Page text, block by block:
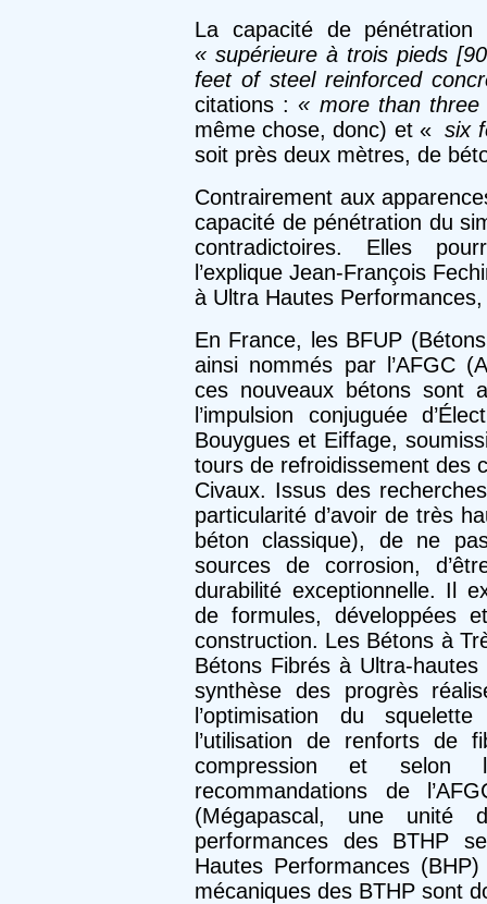
La capacité de
« supérieure à trois pieds
feet of steel reinforced
citations :« more than three
même chose, donc) et « six
soit près deux mètres, de
Contrairement aux
capacité de pénétration du
contradictoires. Elles
l’explique Jean-François
à Ultra Hautes
En France, les BFUP
ainsi nommés par l’AFGC
ces nouveaux bétons sont
l’impulsion conjuguée
Bouygues et Eiffage,
tours de refroidissement des
Civaux. Issus des
particularité d’avoir de très
béton classique), de ne
sources de corrosion,
durabilité exceptionnelle. Il
de formules, développées
construction. Les Bétons à
Bétons Fibrés à Ultra-
synthèse des progrès
l’optimisation du
l’utilisation de renforts de
compression et selon
recommandations de
(Mégapascal, une unité
performances des BTHP
Hautes Performances
mécaniques des BTHP sont